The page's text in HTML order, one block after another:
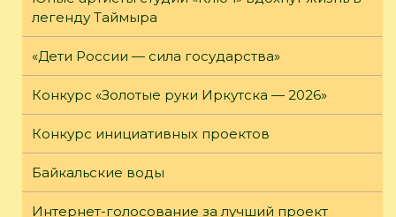
легенду Таймыра
«Дети России — сила государства»
Конкурс «Золотые руки Иркутска — 2026»
Конкурс инициативных проектов
Байкальские воды
Интернет-голосование за лучший проект